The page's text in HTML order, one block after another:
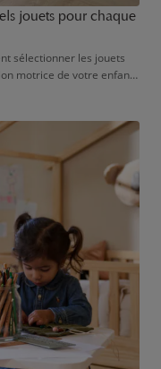
jouets pour chaque
sélectionner les jouets
motrice de votre enfant,
particuliers. Ainsi, vous